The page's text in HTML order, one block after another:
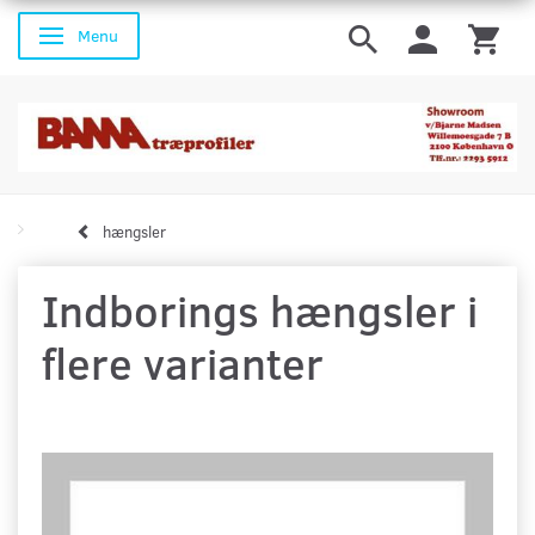
Skifte navigation
Menu
hængsler
Indborings hængsler i
flere varianter